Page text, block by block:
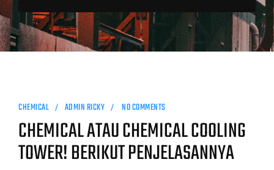
CHEMICAL ADMIN RICKY NO COMMENTS
CHEMICAL ATAU CHEMICAL COOLING
TOWER! BERIKUT PENJELASANNYA